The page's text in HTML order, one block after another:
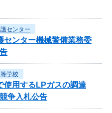
センター
センター機械警備業務委
学校
使用するLPガスの調達
争入札公告